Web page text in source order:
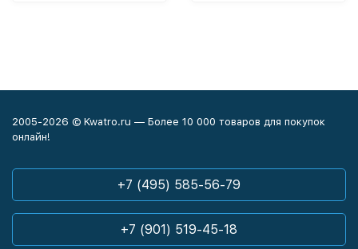
2005-2026 © Kwatro.ru — Более 10 000 товаров для покупок
онлайн!
+7 (495) 585-56-79
+7 (901) 519-45-18